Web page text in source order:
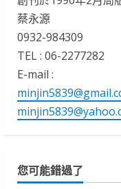
蔡永源
0932-984309
TEL : 06-2277282
E-mail :
您可能錯過了